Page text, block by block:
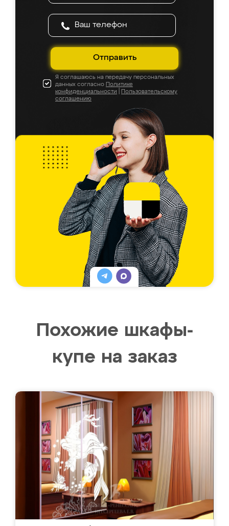
Отправить
Я соглашаюсь на передачу персональных
данных согласно Политике
конфиденциальности
Пользовательскому
соглашению
Похожие шкафы-
купе на заказ